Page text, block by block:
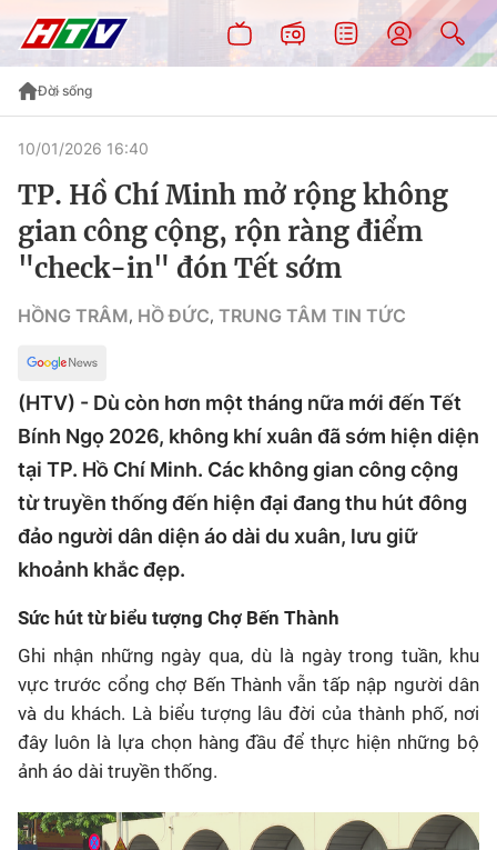
Đời sống
10/01/2026 16:40
TP. Hồ Chí Minh mở rộng không
gian công cộng, rộn ràng điểm
"check-in" đón Tết sớm
HỒNG TRÂM, HỒ ĐỨC, TRUNG TÂM TIN TỨC
(HTV) - Dù còn hơn một tháng nữa mới đến Tết
Bính Ngọ 2026, không khí xuân đã sớm hiện diện
tại TP. Hồ Chí Minh. Các không gian công cộng
từ truyền thống đến hiện đại đang thu hút đông
đảo người dân diện áo dài du xuân, lưu giữ
khoảnh khắc đẹp.
Sức hút từ biểu tượng Chợ Bến Thành
Ghi nhận những ngày qua, dù là ngày trong tuần, khu
vực trước cổng chợ Bến Thành vẫn tấp nập người dân
và du khách. Là biểu tượng lâu đời của thành phố, nơi
đây luôn là lựa chọn hàng đầu để thực hiện những bộ
ảnh áo dài truyền thống.